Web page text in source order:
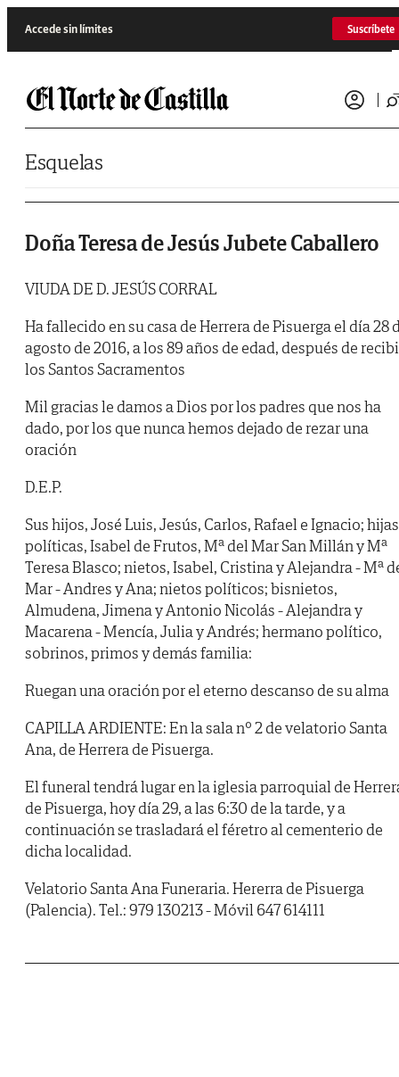
Accede sin límites Suscríbete
Esquelas
Doña Teresa de Jesús Jubete Caballero
VIUDA DE D. JESÚS CORRAL
Ha fallecido en su casa de Herrera de Pisuerga el día 28
agosto de 2016, a los 89 años de edad, después de
los Santos Sacramentos
Mil gracias le damos a Dios por los padres que nos ha
dado, por los que nunca hemos dejado de rezar una
oración
D.E.P.
Sus hijos, José Luis, Jesús, Carlos, Rafael e Ignacio; hijas
políticas, Isabel de Frutos, Mª del Mar San Millán y Mª
Teresa Blasco; nietos, Isabel, Cristina y Alejandra - Mª
Mar - Andres y Ana; nietos políticos; bisnietos,
Almudena, Jimena y Antonio Nicolás - Alejandra y
Macarena - Mencía, Julia y Andrés; hermano político,
sobrinos, primos y demás familia:
Ruegan una oración por el eterno descanso de su alma
CAPILLA ARDIENTE: En la sala nº 2 de velatorio Santa
Ana, de Herrera de Pisuerga.
El funeral tendrá lugar en la iglesia parroquial de
de Pisuerga, hoy día 29, a las 6:30 de la tarde, y a
continuación se trasladará el féretro al cementerio de
dicha localidad.
Velatorio Santa Ana Funeraria. Hererra de Pisuerga
(Palencia). Tel.: 979 130213 - Móvil 647 614111